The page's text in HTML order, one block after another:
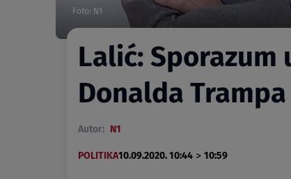
Foto: N1
Lalić:
Donalda Trampa
Autor: N1
POLITIKA10.09.2020. 10:44 > 10:59